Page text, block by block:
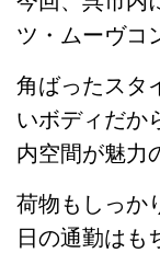
ツ・ムーヴコ
角ばったスタ
いボディだか
内空間が魅力
荷物もしっか
日の通勤はも